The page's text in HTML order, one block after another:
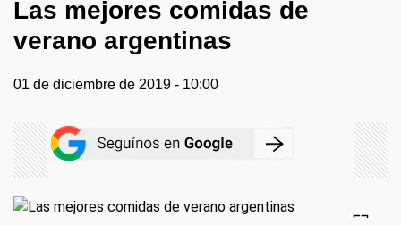
Las mejores comidas de
verano argentinas
01 de diciembre de 2019 - 10:00